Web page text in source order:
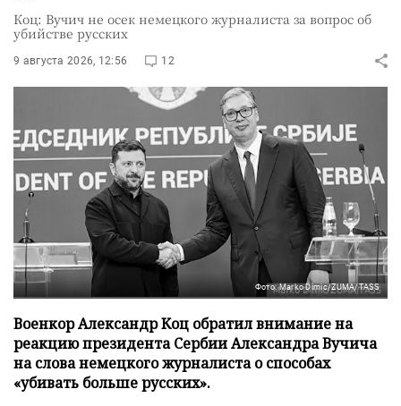
Коц: Вучич не осек немецкого журналиста за вопрос об
убийстве русских
9 августа 2026, 12:56 12
Фото: Marko Dimic/ZUMA/TASS
Военкор Александр Коц обратил внимание на
реакцию президента Сербии Александра Вучича
на слова немецкого журналиста о способах
«убивать больше русских».